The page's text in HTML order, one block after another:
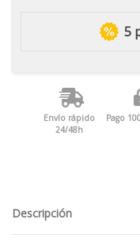
5
Envío rápido
24/48h
Pago
Descripción